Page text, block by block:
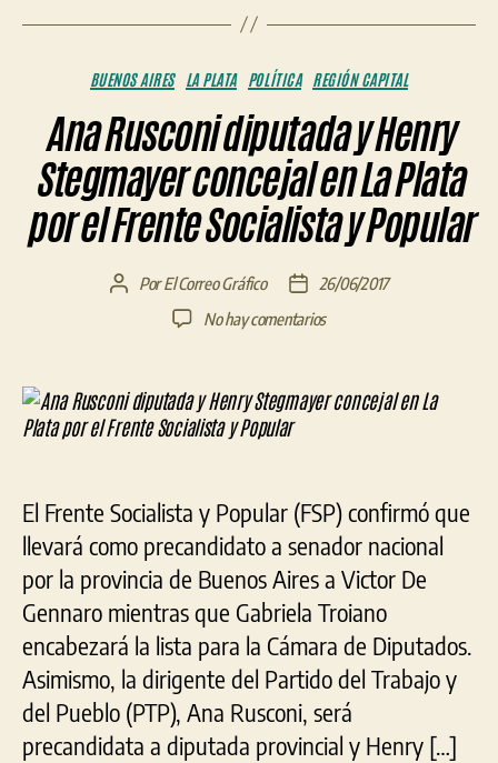
Categorías
BUENOS AIRES LA PLATA POLÍTICA REGIÓN CAPITAL
Ana Rusconi diputada y Henry
Stegmayer concejal en La Plata
por el Frente Socialista y Popular
AutorPorEl Correo Gráfico
Fecha
de
26/06/2017
No hay comentariosen
diputada
y
en
La
Plata
por
el
Frente
Socialista
y
Popular
El Frente Socialista y Popular (FSP) confirmó que
llevará como precandidato a senador nacional
por la provincia de Buenos Aires a Victor De
Gennaro mientras que Gabriela Troiano
encabezará la lista para la Cámara de Diputados.
Asimismo, la dirigente del Partido del Trabajo y
del Pueblo (PTP), Ana Rusconi, será
precandidata a diputada provincial y Henry […]